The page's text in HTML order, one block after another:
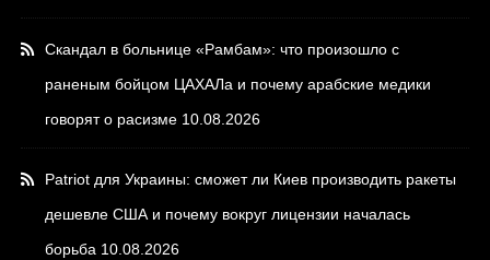
Скандал в больнице «Рамбам»: что произошло с
раненым бойцом ЦАХАЛа и почему арабские медики
говорят о расизме 10.08.2026
Patriot для Украины: сможет ли Киев производить ракеты
дешевле США и почему вокруг лицензии началась
борьба 10.08.2026